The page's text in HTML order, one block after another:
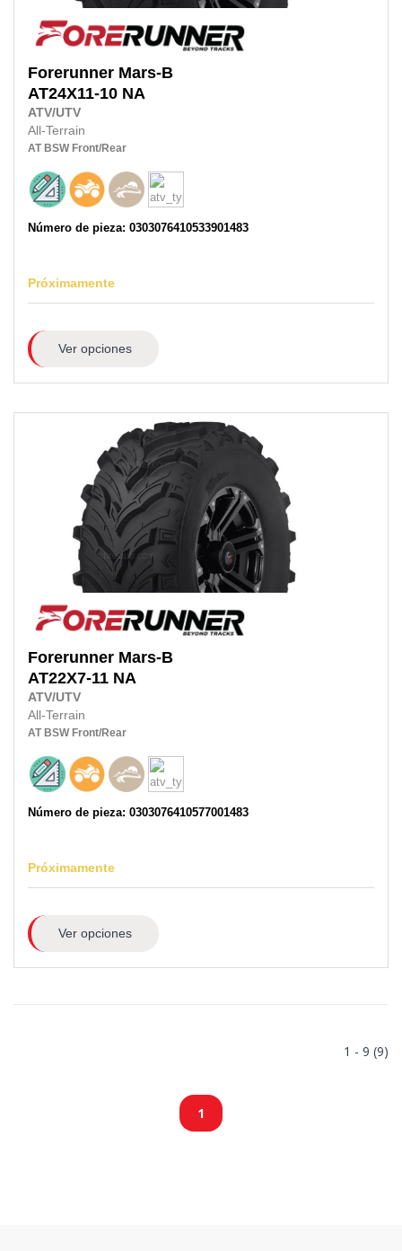
Forerunner Mars-B
AT24X11-10 NA
ATV/UTV
All-Terrain
AT BSW Front/Rear
Número de pieza: 0303076410533901483
Próximamente
Ver opciones
Forerunner Mars-B
AT22X7-11 NA
ATV/UTV
All-Terrain
AT BSW Front/Rear
Número de pieza: 0303076410577001483
Próximamente
Ver opciones
1 - 9 (9)
1